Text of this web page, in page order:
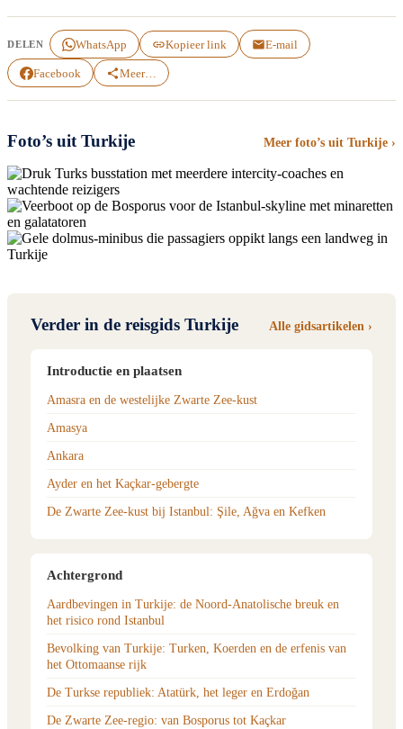
DELEN WhatsApp Kopieer link E-mail
Facebook Meer…
Foto’s uit Turkije Meer foto’s uit Turkije ›
Verder in de reisgids Turkije Alle gidsartikelen ›
Introductie en plaatsen
Amasra en de westelijke Zwarte Zee-kust
Amasya
Ankara
Ayder en het Kaçkar-gebergte
De Zwarte Zee-kust bij Istanbul: Şile, Ağva en Kefken
Achtergrond
Aardbevingen in Turkije: de Noord-Anatolische breuk en
het risico rond Istanbul
Bevolking van Turkije: Turken, Koerden en de erfenis van
het Ottomaanse rijk
De Turkse republiek: Atatürk, het leger en Erdoğan
De Zwarte Zee-regio: van Bosporus tot Kaçkar